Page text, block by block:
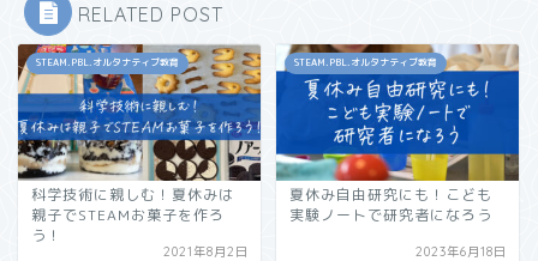
RELATED POST
STEAM.PBL.オルタナティブ教育
科学技術に親しむ！夏休みは
親子でSTEAMお菓子を作ろ
う！
2021年8月2日
STEAM.PBL.オルタナティブ教育
夏休み自由研究にも！こども
実験ノートで研究者になろう
2023年6月18日